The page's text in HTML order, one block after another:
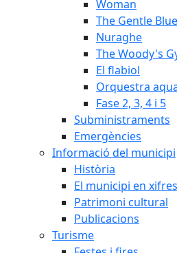
Woman
The Gentle
Nuraghe
The Woody's
El flabiol
Orquestra
Fase 2, 3, 4 i 5
Subministraments
Emergències
Informació del municipi
Història
El municipi en xifres
Patrimoni cultural
Publicacions
Turisme